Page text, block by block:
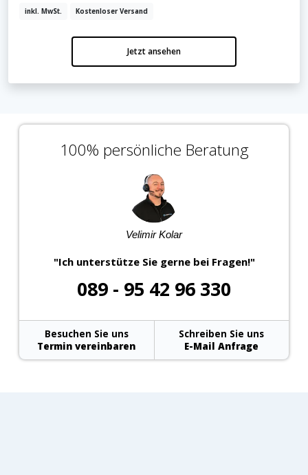
inkl. MwSt. Kostenloser Versand
Jetzt ansehen
100% persönliche Beratung
Velimir Kolar
"Ich unterstütze Sie gerne bei Fragen!"
089 - 95 42 96 330
Besuchen Sie uns
Termin vereinbaren
Schreiben Sie uns
E-Mail Anfrage
Jetzt anmelden
Mit der Anmeldung akzeptieren Sie unsere
Datenschutzerklärung
. Sie können sich
jederzeit wieder abmelden.